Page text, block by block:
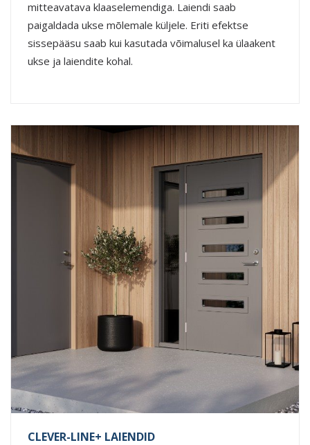
mitteavatava klaaselemendiga. Laiendi saab
paigaldada ukse mõlemale küljele. Eriti efektse
sissepääsu saab kui kasutada võimalusel ka ülaakent
ukse ja laiendite kohal.
CLEVER-LINE+ LAIENDID